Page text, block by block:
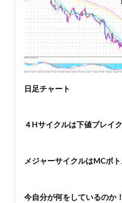
日足チャート
４Hサイクルは下値ブレイ
メジャーサイクルはMCボト
今自分が何をしているのか